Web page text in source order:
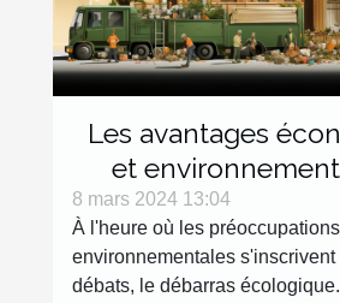
Les avantages
et
débarras
8 mars 2024 13:04
À l'heure où les préoccupations
environnementales
débats, le débarras